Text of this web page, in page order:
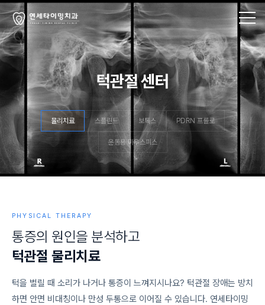
턱관절 센터
물리치료 스플린트 보톡스 PDRN 프롤로
운동용 마우스피스
PHYSICAL THERAPY
통증의 원인을 분석하고
턱관절 물리 치 료
턱을 벌릴 때 소리가 나거나 통증이 느껴지시나요? 턱관절 장애는 방치
하면 안면 비대칭이나 만성 두통으로 이어질 수 있습니다. 연세타이밍